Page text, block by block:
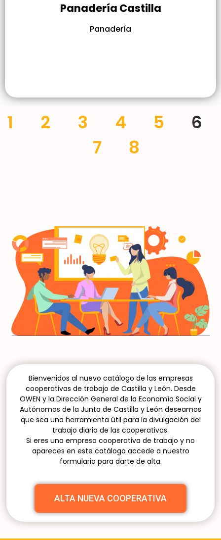
Panadería Castilla
Panadería
1 2 3 4 5
6
7
8
Bienvenidos al nuevo catálogo de las empresas
cooperativas de trabajo de Castilla y León. Desde
OWEN y la Dirección General de la Economía Social y
Autónomos de la Junta de Castilla y León deseamos
que sea una herramienta útil para la divulgación del
trabajo diario de las cooperativas.
Si eres una empresa cooperativa de trabajo y no
apareces en este catálogo accede a nuestro
formulario para darte de alta.
ALTA NUEVA COOPERATIVA